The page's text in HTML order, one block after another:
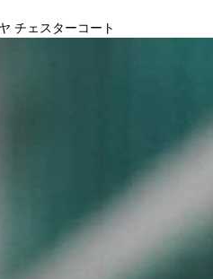
チェスターコート